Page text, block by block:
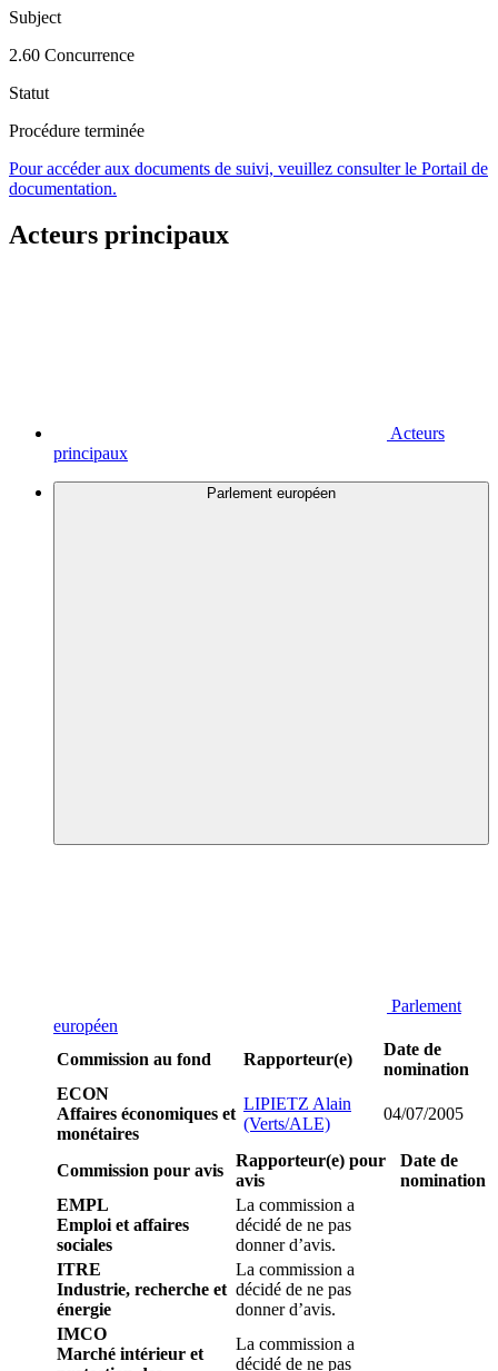
Subject
2.60 Concurrence
Statut
Procédure terminée
Pour accéder aux documents de suivi, veuillez consulter le Portail de
documentation.
Acteurs principaux
Acteurs
principaux
Parlement européen
Parlement
européen
Commission au fond
Rapporteur(e)
Date de
nomination
ECON
Affaires économiques et
monétaires
LIPIETZ Alain
(Verts/ALE)
04/07/2005
Commission pour avis
Rapporteur(e) pour
avis
Date de
nomination
EMPL
Emploi et affaires
sociales
La commission a
décidé de ne pas
donner d’avis.
ITRE
Industrie, recherche et
énergie
La commission a
décidé de ne pas
donner d’avis.
IMCO
Marché intérieur et
La commission a
décidé de ne pas